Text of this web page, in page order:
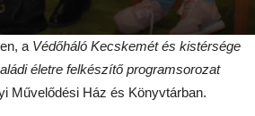
a Védőháló Kecskemét és kistérsége
életre felkészítő programsorozat
Művelődési Ház és Könyvtárban.